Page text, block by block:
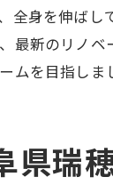
得られる快適
よる生活の質
り入れたバス
り変更で実
全身を伸ば
新のリノ
を目指しま
県瑞